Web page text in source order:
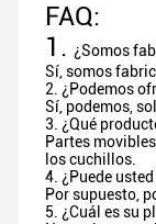
FAQ:
1. ¿Somos
Sí, somos
2. ¿Podemos
Sí, podemos,
3. ¿Qué
Partes
los cuchillos.
4. ¿Puede
Por supuesto,
5. ¿Cuál es su